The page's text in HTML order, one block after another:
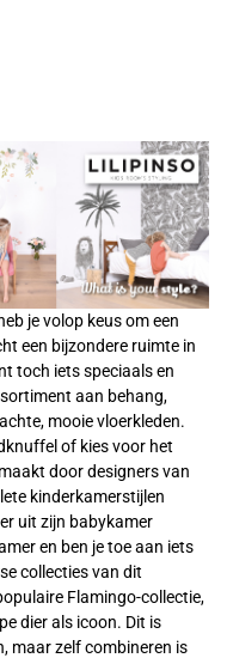
je volop keus om een
een bijzondere ruimte in
toch iets speciaals en
aan behang,
mooie vloerkleden.
of kies voor het
door designers van
kinderkamerstijlen
uit zijn babykamer
en ben je toe aan iets
collecties van dit
Flamingo-collectie,
dier als icoon. Dit is
maar zelf combineren is